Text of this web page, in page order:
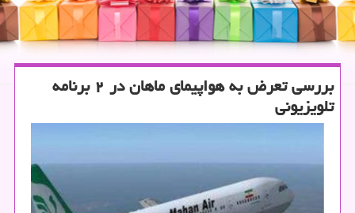
بررسی تعرض به هواپیمای ماهان در ۲ برنامه
تلویزیونی